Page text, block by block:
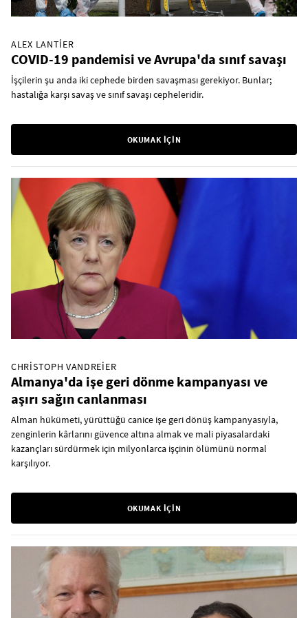
ALEX LANTIER
COVID-19 pandemisi ve Avrupa'da sınıf savaşı
İşçilerin şu anda iki cephede birden savaşması gerekiyor. Bunlar;
hastalığa karşı savaş ve sınıf savaşı cepheleridir.
OKUMAK İÇİN
CHRISTOPH VANDREIER
Almanya'da işe geri dönme kampanyası ve
aşırı sağın canlanması
Alman hükümeti, yürüttüğü canice işe geri dönüş kampanyasıyla,
zenginlerin kârlarını güvence altına almak ve mali piyasalardaki
kazançları sürdürmek için milyonlarca işçinin ölümünü normal
karşılıyor.
OKUMAK İÇİN